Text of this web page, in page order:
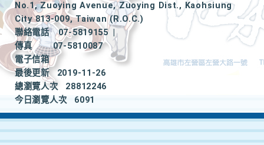
No.1, Zuoying Avenue, Zuoying Dist., Kaohsiung
City 813-009, Taiwan (R.O.C.)
聯絡電話
07-5819155
|
傳真
07-5810087
電子信箱
最後更新
2019-11-26
總瀏覽人次
28812246
今日瀏覽人次
6091